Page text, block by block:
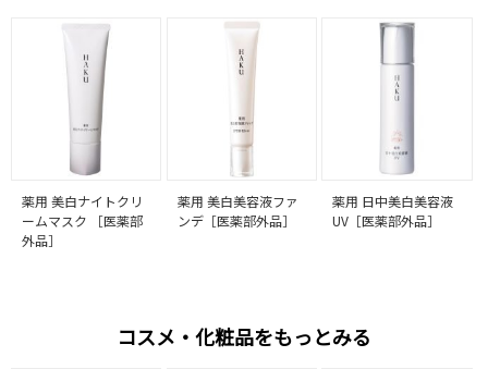
薬用 美白ナイトクリ
ームマスク ［医薬部
外品］
薬用 美白美容液ファ
ンデ［医薬部外品］
薬用 日中美白美容液
UV［医薬部外品］
コスメ・化粧品をもっとみる